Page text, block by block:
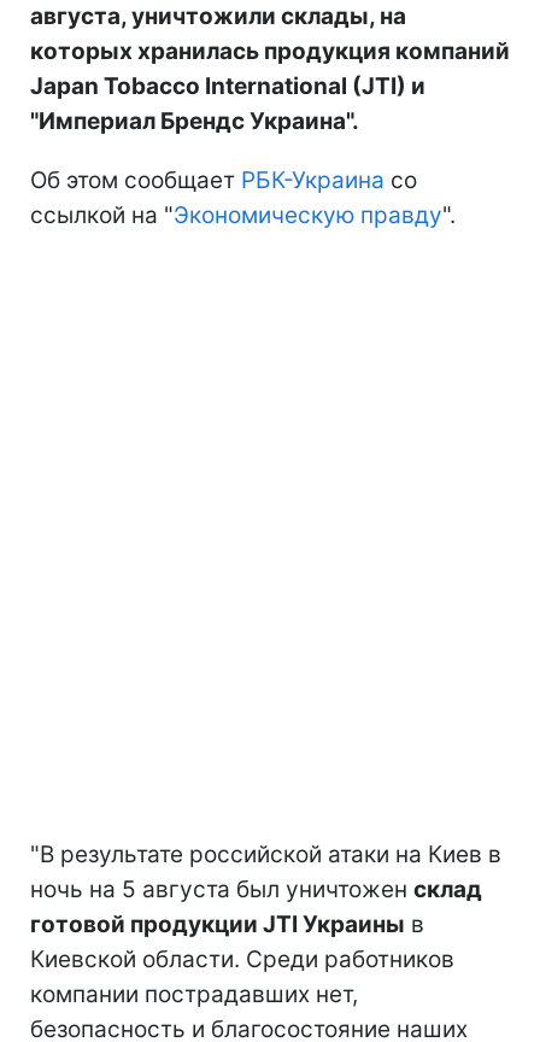
августа, уничтожили склады, на
которых хранилась продукция компаний
Japan Tobacco International (JTI) и
"Империал Брендс Украина".
Об этом сообщает РБК-Украина со
ссылкой на "Экономическую правду".
"В результате российской атаки на Киев в
ночь на 5 августа был уничтожен склад
готовой продукции JTI Украины в
Киевской области. Среди работников
компании пострадавших нет,
безопасность и благосостояние наших